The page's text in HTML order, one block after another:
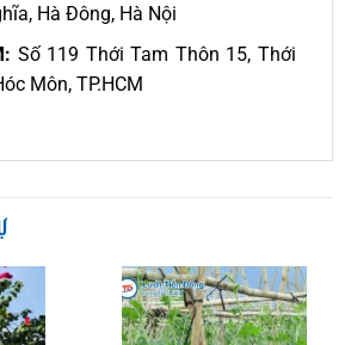
Hà Đông, Hà Nội
Số 119 Thới Tam Thôn 15, Thới
Môn, TP.HCM